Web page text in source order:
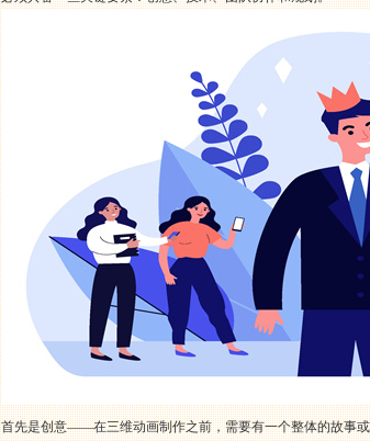
首先是创意——在三维动画制作之前，需要有一个整体的故事